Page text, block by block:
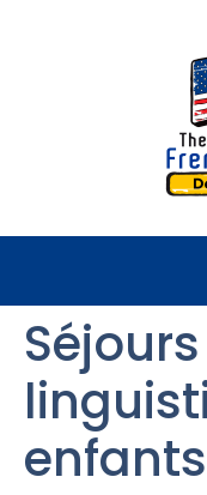
Séjours
enfants